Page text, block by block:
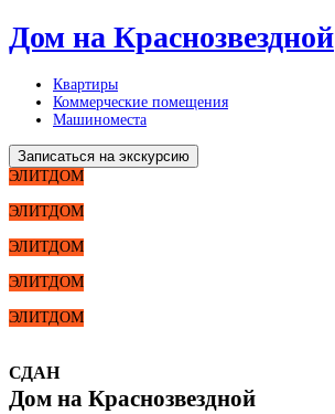
Дом на Краснозвездной
Квартиры
Коммерческие помещения
Машиноместа
Записаться на экскурсию
ЭЛИТДОМ
ЭЛИТДОМ
ЭЛИТДОМ
ЭЛИТДОМ
ЭЛИТДОМ
СДАН
Дом на Краснозвездной